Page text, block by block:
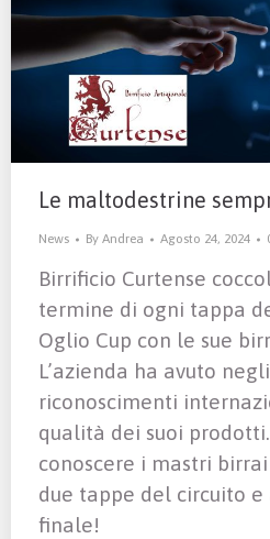
Le maltodestrine
News By Andrea Agosto 24, 2024
Birrificio Curtense
termine di ogni tappa
Oglio Cup con le sue
L’azienda ha avuto
riconoscimenti
qualità dei suoi
conoscere i mastri
due tappe del circuito
finale!